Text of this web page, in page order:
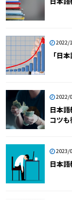
2022/
「日
2022/
日本
コツも
2023/
日本